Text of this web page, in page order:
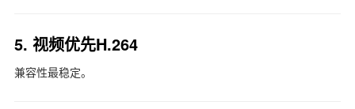
5. 视频优先H.264
兼容性最稳定。